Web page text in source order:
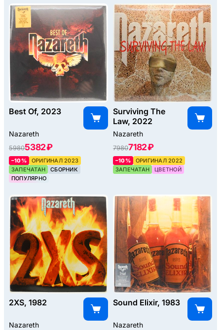
Best Of, 2023
Nazareth
59805382 ₽
–10%
ОРИГИНАЛ 2023
ЗАПЕЧАТАН
СБОРНИК
ПОПУЛЯРНО
Surviving The
Law, 2022
Nazareth
79807182 ₽
–10%
ОРИГИНАЛ 2022
ЗАПЕЧАТАН
ЦВЕТНОЙ
2XS, 1982
Nazareth
Sound Elixir, 1983
Nazareth